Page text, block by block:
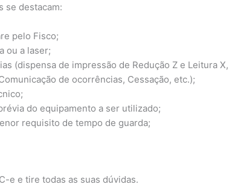
se destacam:
pelo Fisco;
ou a laser;
(dispensa de impressão de Redução Z e Leitura X,
de ocorrências, Cessação, etc.);
do equipamento a ser utilizado;
requisito de tempo de guarda;
e e tire todas as suas dúvidas.